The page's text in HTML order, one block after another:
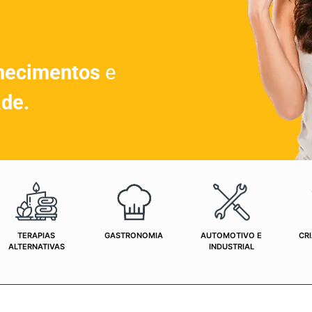
e
TERAPIAS
ALTERNATIVAS
GASTRONOMIA
AUTOMOTIVO E
INDUSTRIAL